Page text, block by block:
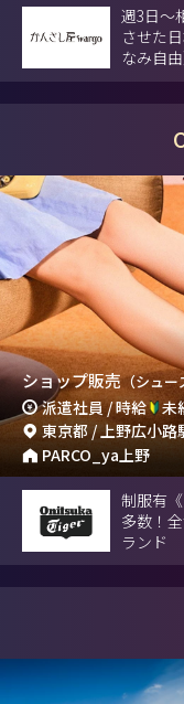
週3日～
させた
なみ自由
ショップ販売（シュー
派遣社員 / 時給 未
東京都 / 上野広小路
PARCO_ya上野
制服有
多数！
ランド